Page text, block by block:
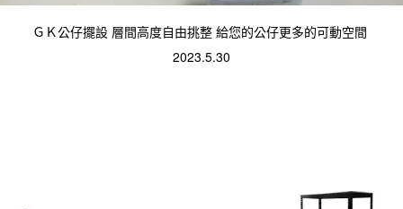
ＧＫ公仔擺設 層間高度自由挑整 給您的公仔更多的可動空間
2023.5.30